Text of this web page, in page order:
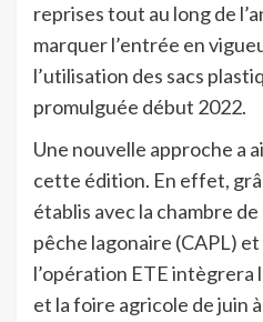
reprises tout au long de
marquer l’entrée en
l’utilisation des sacs
promulguée début 2022.
Une nouvelle approche a
cette édition. En effet,
établis avec la chambre
pêche lagonaire (CAPL)
l’opération ETE intègrera
et la foire agricole de juin